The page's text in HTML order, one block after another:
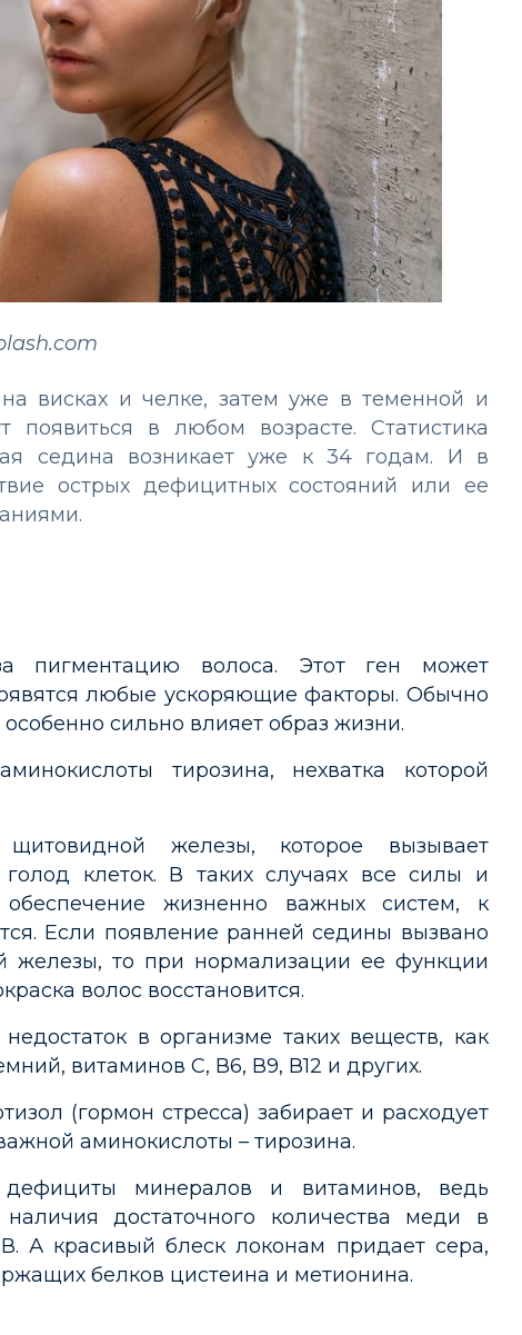
висках и челке, затем уже в теменной и
в любом возрасте. Статистика
седина возникает уже к 34 годам. И в
острых дефицитных состояний или ее
пигментацию волоса. Этот ген может
любые ускоряющие факторы. Обычно
сильно влияет образ жизни.
тирозина, нехватка которой
железы, которое вызывает
клеток. В таких случаях все силы и
жизненно важных систем, к
Если появление ранней седины вызвано
железы, то при нормализации ее функции
волос восстановится.
в организме таких веществ, как
витаминов С, В6, В9, В12 и других.
(гормон стресса) забирает и расходует
аминокислоты – тирозина.
минералов и витаминов, ведь
достаточного количества меди в
А красивый блеск локонам придает сера,
белков цистеина и метионина.